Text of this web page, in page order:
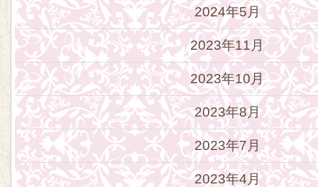
2024年5月
2023年11月
2023年10月
2023年8月
2023年7月
2023年4月